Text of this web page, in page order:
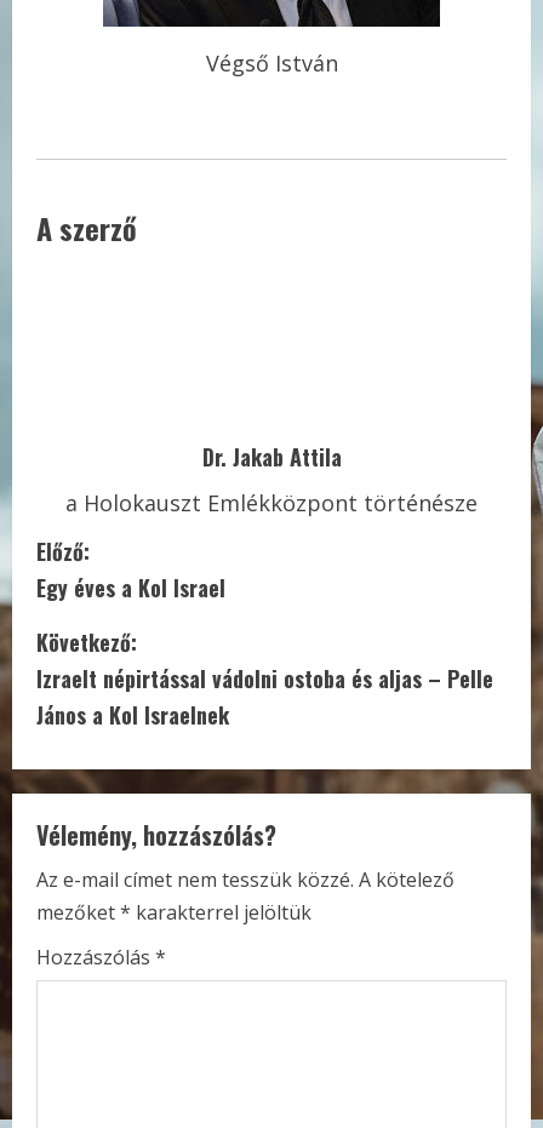
Végső István
A szerző
Dr. Jakab Attila
a Holokauszt Emlékközpont történésze
C
o
n
t
i
n
u
e
R
Előző:
Egy éves a Kol Israel
Következő:
Izraelt népirtással vádolni ostoba és aljas – Pelle
János a Kol Israelnek
Vélemény, hozzászólás?
Az e-mail címet nem tesszük közzé. A kötelező
mezőket* karakterrel jelöltük
Hozzászólás *